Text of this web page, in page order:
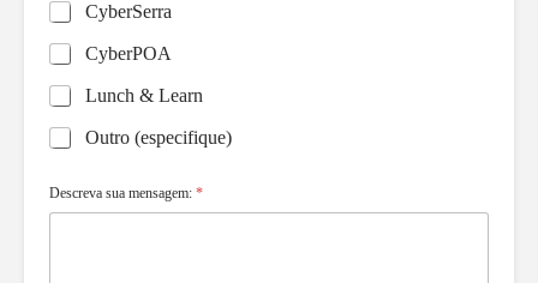
CyberSerra
CyberPOA
Lunch & Learn
Outro (especifique)
Descreva sua mensagem: *